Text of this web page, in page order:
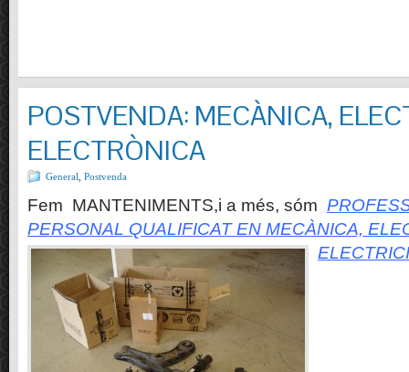
POSTVENDA: MECÀNICA,
ELECTRÒNICA
General Postvenda
Fem MANTENIMENTS,i a més, sóm
PERSONAL QUALIFICAT EN MECÀNICA,